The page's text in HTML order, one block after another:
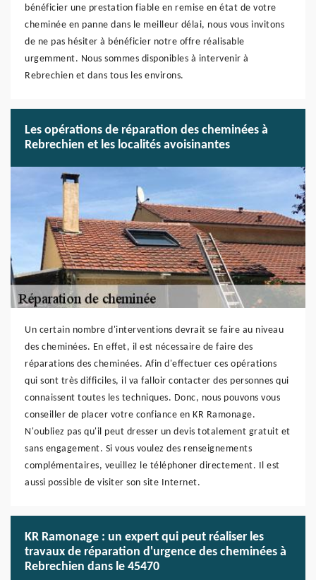
bénéficier une prestation fiable en remise en état de votre
cheminée en panne dans le meilleur délai, nous vous invitons
de ne pas hésiter à bénéficier notre offre réalisable
urgemment. Nous sommes disponibles à intervenir à
Rebrechien et dans tous les environs.
Les opérations de réparation des cheminées à
Rebrechien et les localités avoisinantes
Un certain nombre d'interventions devrait se faire au niveau
des cheminées. En effet, il est nécessaire de faire des
réparations des cheminées. Afin d'effectuer ces opérations
qui sont très difficiles, il va falloir contacter des personnes qui
connaissent toutes les techniques. Donc, nous pouvons vous
conseiller de placer votre confiance en KR Ramonage.
N'oubliez pas qu'il peut dresser un devis totalement gratuit et
sans engagement. Si vous voulez des renseignements
complémentaires, veuillez le téléphoner directement. Il est
aussi possible de visiter son site Internet.
KR Ramonage : un expert qui peut réaliser les
travaux de réparation d'urgence des cheminées à
Rebrechien dans le 45470